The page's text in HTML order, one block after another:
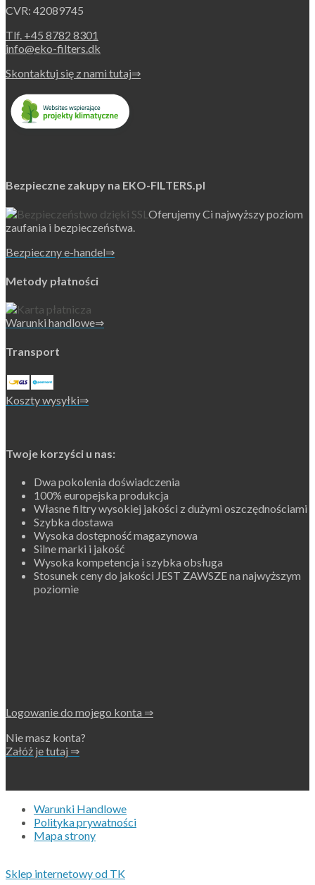
CVR: 42089745
Tlf. +45 8782 8301
info@eko-filters.dk
Skontaktuj się z nami tutaj⇒
Bezpieczne zakupy na EKO-FILTERS.pl
Oferujemy Ci najwyższy poziom
zaufania i bezpieczeństwa.
Bezpieczny e-handel⇒
Metody płatności
Warunki handlowe⇒
Transport
Koszty wysyłki⇒
Twoje korzyści u nas:
Dwa pokolenia doświadczenia
100% europejska produkcja
Własne filtry wysokiej jakości z dużymi oszczędnościami
Szybka dostawa
Wysoka dostępność magazynowa
Silne marki i jakość
Wysoka kompetencja i szybka obsługa
Stosunek ceny do jakości JEST ZAWSZE na najwyższym
poziomie
Logowanie do mojego konta ⇒
Nie masz konta?
Załóż je tutaj ⇒
Warunki Handlowe
Polityka prywatności
Mapa strony
Sklep internetowy od TK